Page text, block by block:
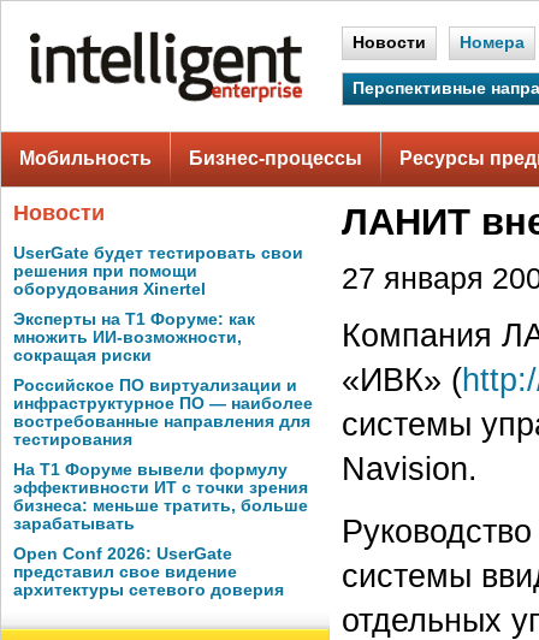
Новости Номера
Перспективные
Мобильность Бизнес-процессы Ресурсы
Новости
UserGate будет тестировать свои
решения при помощи
оборудования Xinertel
Эксперты на Т1 Форуме: как
множить ИИ-возможности,
сокращая риски
Российское ПО виртуализации и
инфраструктурное ПО — наиболее
востребованные направления для
тестирования
На Т1 Форуме вывели формулу
эффективности ИТ с точки зрения
бизнеса: меньше тратить, больше
зарабатывать
Open Conf 2026: UserGate
представил свое видение
архитектуры сетевого доверия
ЛАНИТ
27 января
Компания
«ИВК» (
системы
Navision.
системы
отдельных